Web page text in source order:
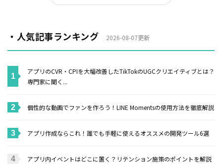
・人気記事ランキング 2026-08-07更新
アプリのCVR・CPIを大幅改善したTikTokのUGCクリエイティブとは？
専門家に聞く...
個性的な動画でファンを作ろう！LINE Momentsの使用方法を徹底解説
アプリ作成ならこれ！誰でも手軽に使えるオススメの開発ツール6選
アプリ内イベントはどこに置く？リテンション施策のポイントを解説